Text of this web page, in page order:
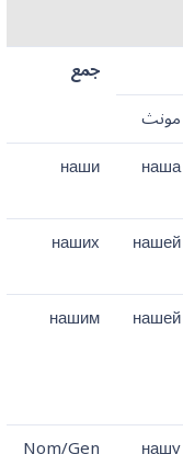
جمع
مونث
наша
наши
нашей
наших
нашей
нашим